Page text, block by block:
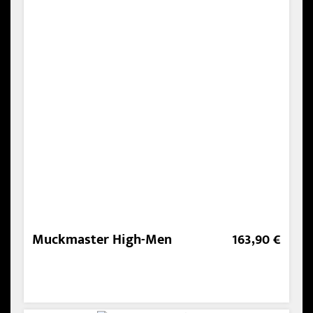
Muckmaster High-Men 163,90 €